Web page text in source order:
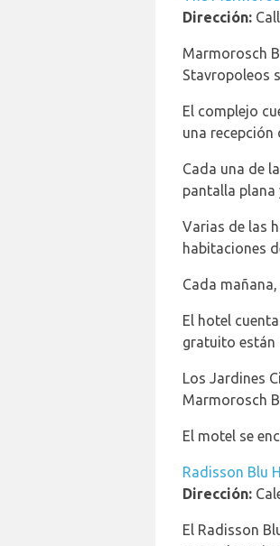
Dirección:
Marmorosch
Stavropoleos
El complejo
una
Cada una de
pantalla
Varias de las
habitaciones
Cada
El hotel
gratuito están
Los Jardines
Marmorosch
El motel se
Radisson Blu
Dirección:
El Radisson